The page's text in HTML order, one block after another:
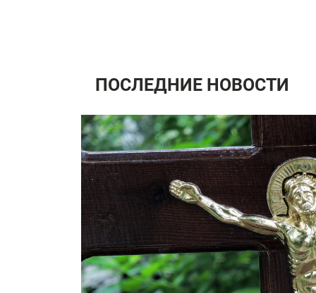
ПОСЛЕДНИЕ НОВОСТИ